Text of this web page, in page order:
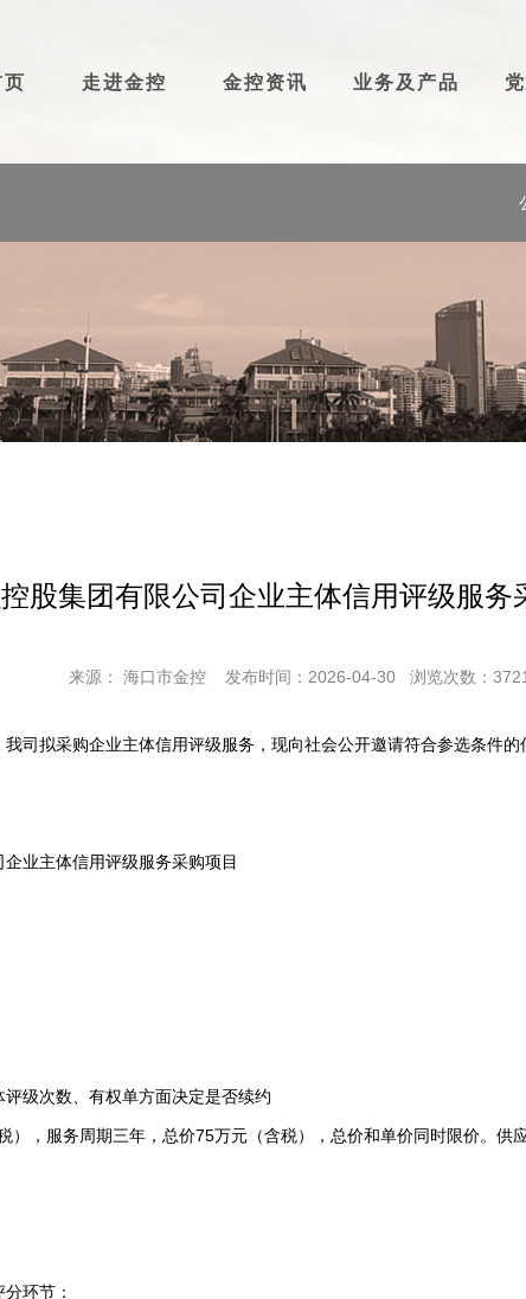
页 走进金控 金控资讯 业务及产品
股集团有限公司企业主体信用评级服务
来源： 海口市金控 发布时间：2026-04-30 浏览次数：
拟采购企业主体信用评级服务，现向社会公开邀请符合参选条件的
业主体信用评级服务采购项目
级次数、有权单方面决定是否续约
，服务周期三年，总价75万元（含税），总价和单价同时限价。供
环节：